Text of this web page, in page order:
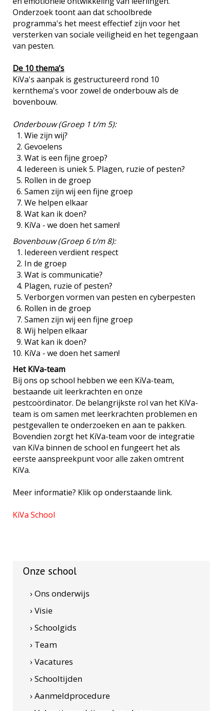
Onderzoek toont aan dat schoolbrede
programma's het meest effectief zijn voor het
versterken van sociale veiligheid en het tegengaan
van pesten.
De 10 thema’s
KiVa's aanpak is gestructureerd rond 10
kernthema's voor zowel de onderbouw als de
bovenbouw.
Onderbouw (Groep 1 t/m 5):
Wie zijn wij?
Gevoelens
Wat is een fijne groep?
Iedereen is uniek 5. Plagen, ruzie of pesten?
Rollen in de groep
Samen zijn wij een fijne groep
We helpen elkaar
Wat kan ik doen?
KiVa - we doen het samen!
Bovenbouw (Groep 6 t/m 8):
Iedereen verdient respect
In de groep
Wat is communicatie?
Plagen, ruzie of pesten?
Verborgen vormen van pesten en cyberpesten
Rollen in de groep
Samen zijn wij een fijne groep
Wij helpen elkaar
Wat kan ik doen?
KiVa - we doen het samen!
Het KiVa-team
Bij ons op school hebben we een KiVa-team,
bestaande uit leerkrachten en onze
pestcoördinator. De belangrijkste rol van het KiVa-
team is om samen met leerkrachten problemen en
pestgevallen te onderzoeken en aan te pakken.
Bovendien zorgt het KiVa-team voor de integratie
van KiVa binnen de school en fungeert het als
eerste aanspreekpunt voor alle zaken omtrent
KiVa.
Meer informatie? Klik op onderstaande link.
KiVa School
Onze school
› Ons onderwijs
› Visie
› Schoolgids
› Team
› Vacatures
› Schooltijden
› Aanmeldprocedure